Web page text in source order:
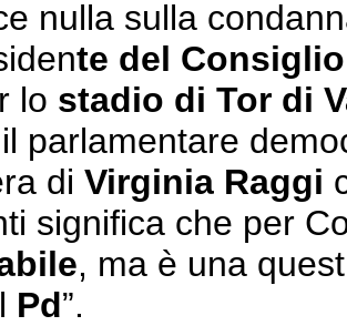
nulla sulla
te del
lo stadio di Tor di
parlamentare
di Virginia Raggi
significa che per
, ma è una
Pd”.